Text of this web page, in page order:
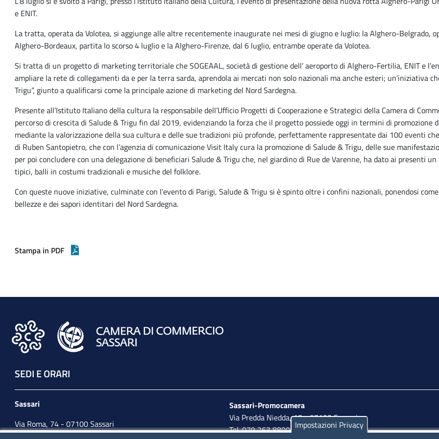
e ENIT.
La tratta, operata da Volotea, si aggiunge alle altre recentemente inaugurate nei mesi di giugno e luglio: la Alghero-Belgrado,
Alghero-Bordeaux, partita lo scorso 4 luglio e la Alghero-Firenze, dal 6 luglio, entrambe operate da Volotea.
Si tratta di un progetto di marketing territoriale che SOGEAAL, società di gestione dell’ aeroporto di Alghero-Fertilia, ENIT e
ampliare la rete di collegamenti da e per la terra sarda, aprendola ai mercati non solo nazionali ma anche esteri; un’iniziativa
Trigu”, giunto a qualificarsi come la principale azione di marketing del Nord Sardegna.
Presente all’Istituto Italiano della cultura la responsabile dell’Ufficio Progetti di Cooperazione e Strategici della Camera di
percorso di crescita di Salude & Trigu fin dal 2019, evidenziando la forza che il progetto possiede oggi in termini di
mediante la valorizzazione della sua cultura e delle sue tradizioni più profonde, perfettamente rappresentate dai 100 eventi
di Ruben Santopietro, che con l’agenzia di comunicazione Visit Italy cura la promozione di Salude & Trigu, delle sue
per poi concludere con una delegazione di beneficiari Salude & Trigu che, nel giardino di Rue de Varenne, ha dato ai presenti
tipici, balli in costumi tradizionali e musiche del folklore.
Con queste nuove iniziative, culminate con l’evento di Parigi, Salude & Trigu si è spinto oltre i confini nazionali, ponendosi
bellezze e dei sapori identitari del Nord Sardegna.
Stampa in PDF
SEDI E ORARI
Sassari
Via Roma, 74 - 07100 Sassari
Tel. 079 2080274
Sassari-Promocamera
Via Predda Niedda, 18 - 07100 Sassari
Tel. 079 263 8800 | Fax 079 2638810
Impostazioni Privacy